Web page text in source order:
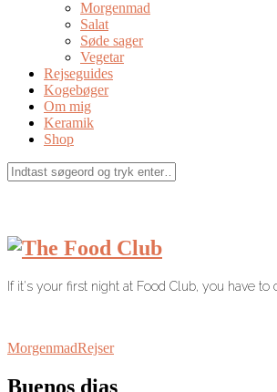
Morgenmad
Salat
Søde sager
Vegetar
Rejseguides
Kogebøger
Om mig
Keramik
Shop
If it's your first night at Food Club, you have to
MorgenmadRejser
Buenos dias